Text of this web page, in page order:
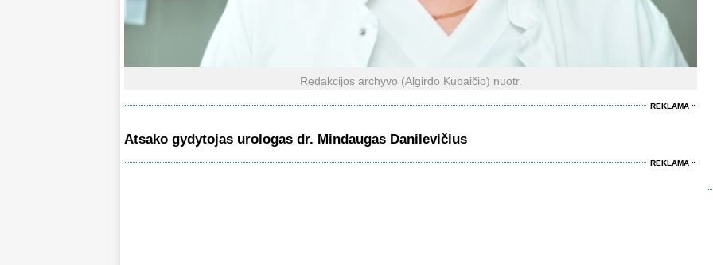
Redakcijos archyvo (Algirdo Kubaičio) nuotr.
REKLAMA
Atsako gydytojas urologas dr. Mindaugas Danilevičius
REKLAMA